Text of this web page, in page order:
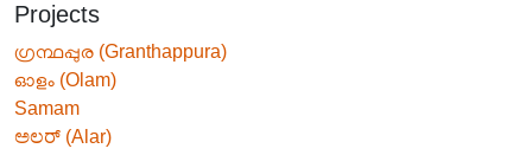
Projects
ഗ്രന്ഥപ്പുര (Granthappura)
ഓളം (Olam)
Samam
ಅಲರ್ (Alar)